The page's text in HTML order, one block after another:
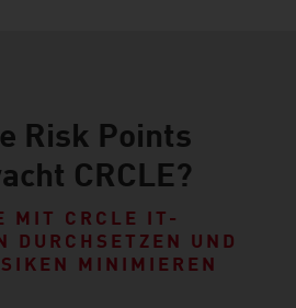
Risk Points
CRCLE?
MIT CRCLE IT-
DURCHSETZEN UND
MINIMIEREN